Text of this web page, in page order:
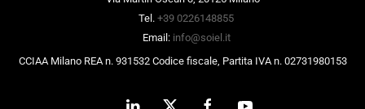
Tel. +39 0226148855
Email: info@soiel.it
CCIAA Milano REA n. 931532 Codice fiscale, Partita IVA n. 02731980153